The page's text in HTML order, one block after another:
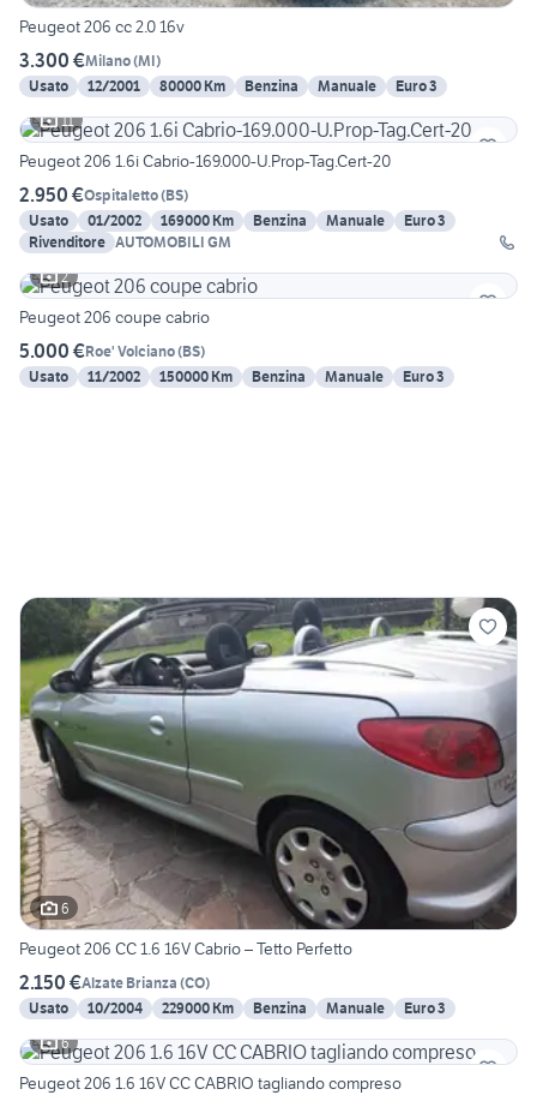
Peugeot 206 cc 2.0 16v
3.300 €Milano(MI)
Usato
12/2001 80000 Km Benzina Manuale
Euro 3
11
Peugeot 206 1.6i Cabrio-169.000-U.Prop-Tag.Cert-20
2.950 €Ospitaletto(BS)
Usato
01/2002 169000 Km Benzina Manuale
Euro 3
Rivenditore AUTOMOBILI GM
2
Peugeot 206 coupe cabrio
5.000 €Roe' Volciano(BS)
Usato
11/2002 150000 Km Benzina Manuale Euro 3
6
Peugeot 206 CC 1.6 16V Cabrio – Tetto Perfetto
2.150 €Alzate Brianza (CO)
Usato
10/2004 229000 Km Benzina Manuale
Euro 3
6
Peugeot 206 1.6 16V CC CABRIO tagliando compreso